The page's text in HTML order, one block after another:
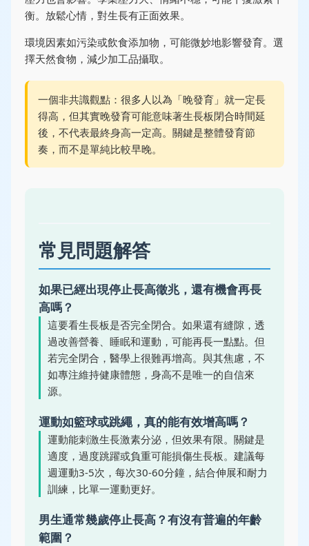
衡。放鬆心情，對生長有正面效果。
環境因素如污染或飲食添加物，可能微妙地影響發育。選
擇天然食物，減少加工品攝取。
一個非共識觀點：很多人以為「晚發育」就一定長
得高，但其實晚發育可能意味著生長板閉合時間延
後，不代表最終身高一定高。關鍵是整體發育節
奏，而不是單純比較早晚。
常見問題解答
如果已經出現停止長高徵兆，還有機會再長
高嗎？
這要看生長板是否完全閉合。如果還有縫隙，透
過改善營養、睡眠和運動，可能再長一點點。但
若完全閉合，醫學上很難再增高。與其焦慮，不
如專注維持健康體態，身高不是唯一的自信來
源。
運動如籃球或跳繩，真的能有效增高嗎？
運動能刺激生長激素分泌，但效果有限。關鍵是
適度，過度跳躍或負重可能損傷生長板。建議每
週運動3-5次，每次30-60分鐘，結合伸展和耐力
訓練，比單一運動更好。
男生通常幾歲停止長高？有沒有普遍的年齡
範圍？